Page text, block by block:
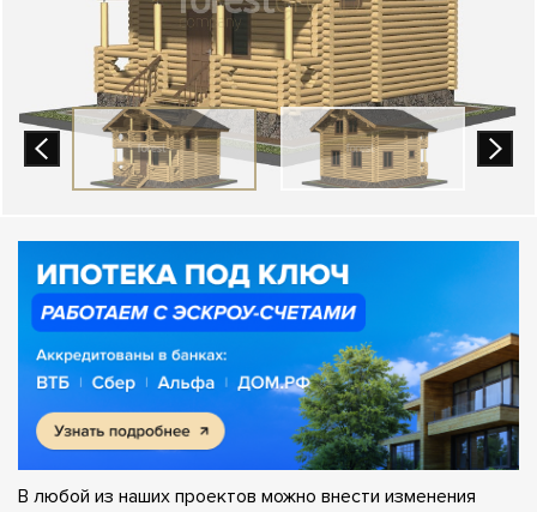
В любой из наших проектов можно внести изменения